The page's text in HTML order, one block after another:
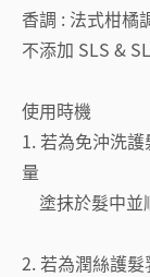
香調 : 法式柑橘
不添加 SLS &
使用時機
1. 若為免沖洗
量
塗抹於髮中並
2. 若為潤絲護